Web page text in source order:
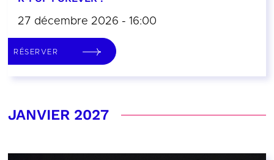
27 décembre 2026 - 16:00
RÉSERVER
JANVIER 2027